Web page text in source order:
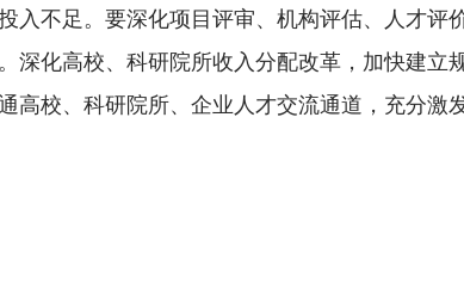
入不足。要深化项目评审、机构评估、人才
深化高校、科研院所收入分配改革，加快建立
高校、科研院所、企业人才交流通道，充分激